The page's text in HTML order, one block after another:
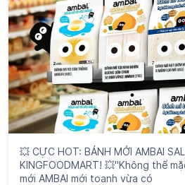
💥 CỰC HOT: BÁNH MỚI AMBAI
KINGFOODMART! 💥"Không thể
mới AMBAI mới toanh vừa có